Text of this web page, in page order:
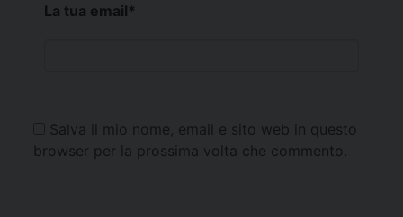
La tua email*
Salva il mio nome, email e sito web in questo
browser per la prossima volta che commento.